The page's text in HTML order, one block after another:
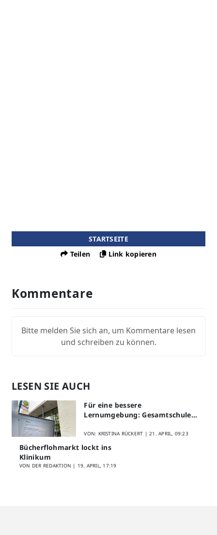
STARTSEITE
Teilen
Link kopieren
Kommentare
Bitte melden Sie sich an, um Kommentare lesen
und schreiben zu können.
LESEN SIE AUCH
Für eine bessere
Lernumgebung: Gesamtschule
Schülerfeedback
VON: KRISTINA RÜCKERT |21. APRIL, 09:23
Bücherflohmarkt lockt ins
Klinikum
VON DER REDAKTION | 19. APRIL, 17:19